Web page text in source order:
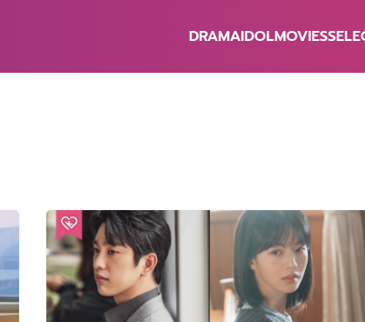
DRAMAIDOLMOVIES